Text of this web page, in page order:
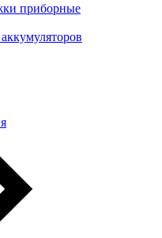
приборные